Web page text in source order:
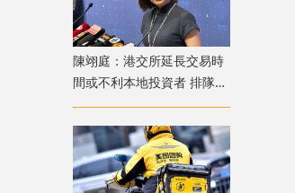
陳翊庭：港交所延長交易時
間或不利本地投資者 排隊上
市公司數量創新高